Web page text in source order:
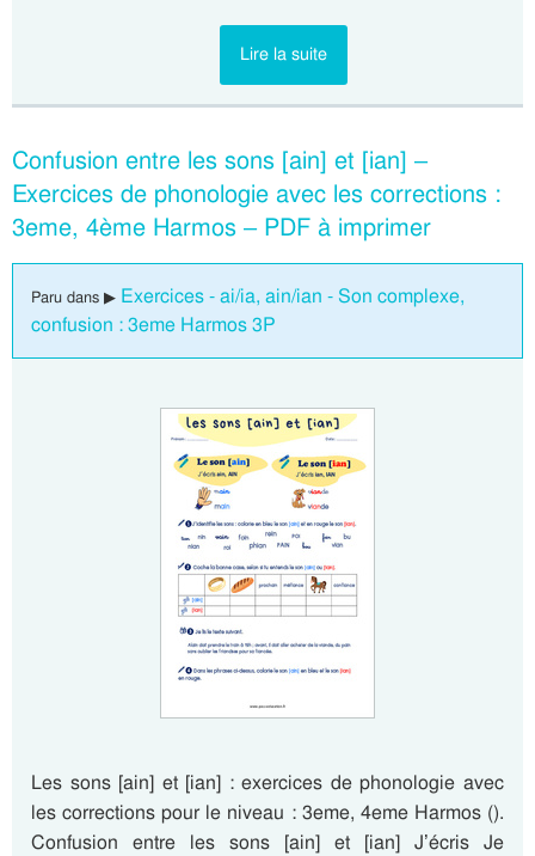
Lire la suite
Confusion entre les sons [ain] et [ian] –
Exercices de phonologie avec les corrections :
3eme, 4ème Harmos – PDF à imprimer
Paru dans ▶ Exercices - ai/ia, ain/ian - Son complexe,
confusion : 3eme Harmos 3P
Les sons [ain] et [ian] : exercices de phonologie avec
les corrections pour le niveau : 3eme, 4eme Harmos ().
Confusion entre les sons [ain] et [ian] J’écris Je